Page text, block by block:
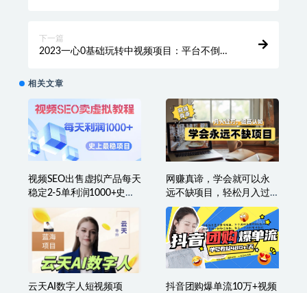
下一篇
2023一心0基础玩转中视频项目：平台不倒，
相关文章
视频SEO出售虚拟产品每天
稳定2-5单利润1000+史上
最稳定私域变现项目
网赚真谛，学会就可以永
远不缺项目，轻松月入过
万，提高小白认知！
云天AI数字人短视频项
抖音团购爆单流10万+视频